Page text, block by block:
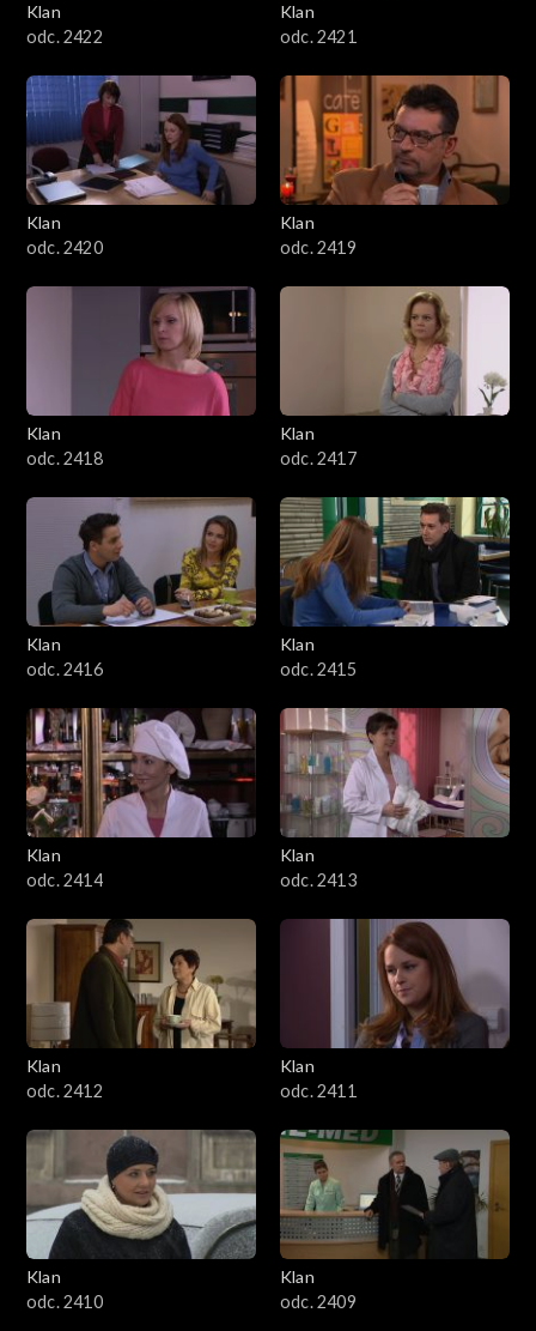
Klan
odc. 2422
Klan
odc. 2421
Klan
odc. 2420
Klan
odc. 2419
Klan
odc. 2418
Klan
odc. 2417
Klan
odc. 2416
Klan
odc. 2415
Klan
odc. 2414
Klan
odc. 2413
Klan
odc. 2412
Klan
odc. 2411
Klan
odc. 2410
Klan
odc. 2409